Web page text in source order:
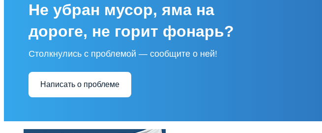
Не убран мусор, яма на
дороге, не горит фонарь?
Столкнулись с проблемой — сообщите о ней!
Написать о проблеме